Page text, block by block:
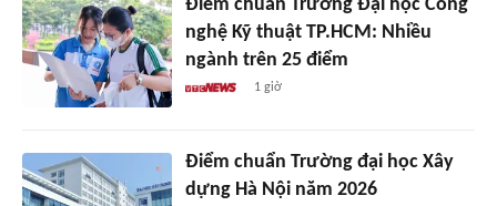
Điểm chuẩn Trường Đại học Công
nghệ Kỹ thuật TP.HCM: Nhiều
ngành trên 25 điểm
1 giờ
Điểm chuẩn Trường đại học Xây
dựng Hà Nội năm 2026